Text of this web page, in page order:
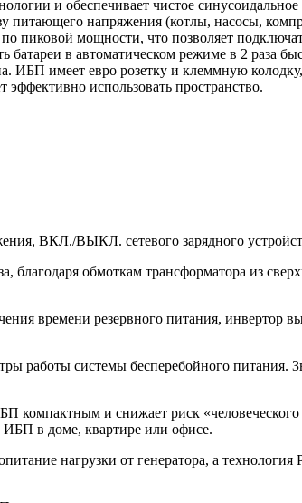
и обеспечивает чистое синусоидальное
питающего напряжения (котлы, насосы,
по пиковой мощности, что позволяет
в автоматическом режиме в 2 раза
ИБП имеет евро розетку и клеммную
использовать пространство.
ВКЛ./ВЫКЛ. сетевого зарядного
обмоткам трансформатора из
времени резервного питания, инвертор
работы системы бесперебойного питания.
компактным и снижает риск «человеческого
в доме, квартире или офисе.
нагрузки от генератора, а технология